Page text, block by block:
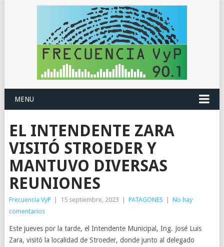
MENU
EL INTENDENTE ZARA
VISITÓ STROEDER Y
MANTUVO DIVERSAS
REUNIONES
Frecuencia VyP 15 septiembre, 2023 PATAGONES
No hay
comentarios
Este jueves por la tarde, el Intendente Municipal, Ing. José Luis
Zara, visitó la localidad de Stroeder, donde junto al delegado